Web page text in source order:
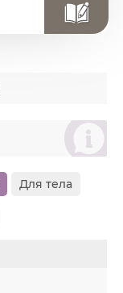
စ
Для тела